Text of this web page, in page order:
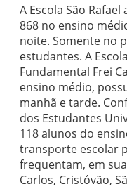
A Escola São
868 no ensino
noite. Somente no
estudantes. A
Fundamental Frei
ensino médio,
manhã e tarde.
dos Estudantes
118 alunos do
transporte escolar
frequentam, em
Carlos, Cristóvão,